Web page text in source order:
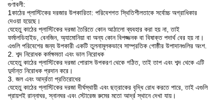
গুণাবলী:
1কাঠের প্লাস্টিকের দরজার উপকারিতা: পরিবেশগত স্থিতিশীলতাকে সর্বোচ্চ অগ্রাধিকার
দেওয়া হয়েছে।
যেহেতু কাঠের প্লাস্টিকের দরজা তৈরিতে কোন আঠালো ব্যবহার করা হয় না, তাই
ফর্মালডিহাইড, বেনজিন, অ্যামোনিয়া বা অন্য কোন বিপজ্জনক বা বিষাক্ত পদার্থ বের হয় না।
এগুলি পরিবেশের জন্য উপকারী একটি তুলনামূলকভাবে সাম্প্রতিক গোষ্ঠীর উপাদানগুলির অংশ.
2. শব্দ নিরোধক কর্মক্ষমতা এবং ভাল নিরোধক
যেহেতু কাঠের প্লাস্টিকের দরজা পোরাস উপকরণ থেকে গঠিত, তাই তাপ এবং শব্দ থেকে এটি
দুর্দান্ত নিরোধক প্রদান করে।
3. জল এবং আর্দ্রতা প্রতিরোধের
যেহেতু কাঠের প্লাস্টিকের দরজা দীর্ঘস্থায়ী এবং ছত্রাকের বৃদ্ধি রোধ করতে পারে, তাই এগুলি
প্রায়শই রান্নাঘর, স্নানঘর এবং স্টোরেজ রুমের মতো আর্দ্র স্থানে দেখা যায়।